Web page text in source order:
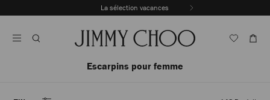
Au
La sélection vacances
lecture
Escarpins pour femme